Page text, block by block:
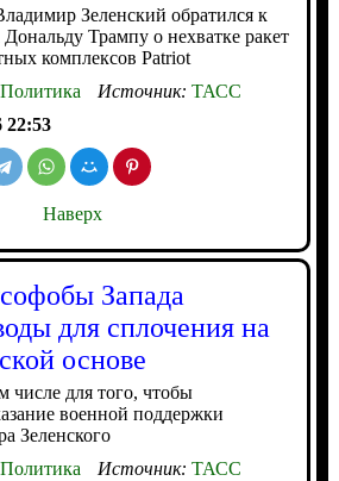
Зеленский обратился к
Трампу о нехватке ракет
комплексов Patriot
Источник: ТАСС
22:53
Наверх
Запада
для сплочения на
основе
числе для того, чтобы
военной поддержки
Зеленского
Источник: ТАСС